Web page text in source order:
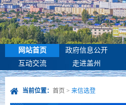
网站首页 政府信息公开
互动交流
走进盖州
当前位置： 首页 > 来信选登